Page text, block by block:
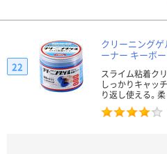
クリーニング
ーナー キーボ
スライム粘着ク
しっかりキャッ
り返し使える。柔
22